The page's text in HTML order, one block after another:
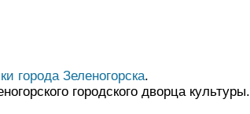
города Зеленогорска.
городского дворца культуры.